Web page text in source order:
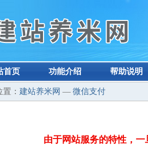
首页 功能介绍 帮助说明
： 建站养米网 — 微信支付
由于网站服务的特性，